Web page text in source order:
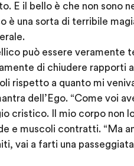
E il bello è che non sono
è una sorta di terribile
può essere veramente
di chiudere rapporti
rispetto a quanto mi
dell’Ego. “Come voi
cristico. Il mio corpo non
e muscoli contratti. “Ma
vai a farti una